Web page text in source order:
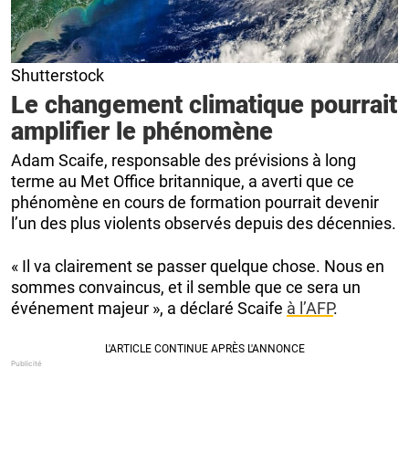
Shutterstock
Le changement climatique pourrait
amplifier le phénomène
Adam Scaife, responsable des prévisions à long
terme au Met Office britannique, a averti que ce
phénomène en cours de formation pourrait devenir
l’un des plus violents observés depuis des décennies.
« Il va clairement se passer quelque chose. Nous en
sommes convaincus, et il semble que ce sera un
événement majeur », a déclaré Scaife à l’AFP.